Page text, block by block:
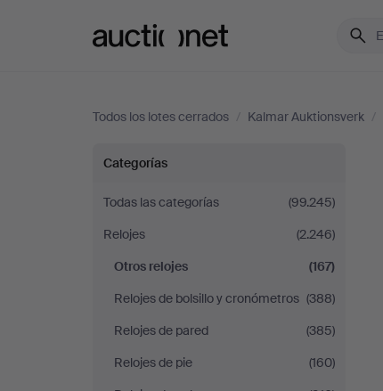
Todos los lotes cerrados / Kalmar Auktionsverk /
Otros
relojes
en
Kalmar
Auktionsverk
Categorías
Todas las categorías
(99.245)
Relojes
(2.246)
Otros relojes
(167)
Relojes de bolsillo y cronómetros (388)
Relojes de pared
(385)
Relojes de pie
(160)